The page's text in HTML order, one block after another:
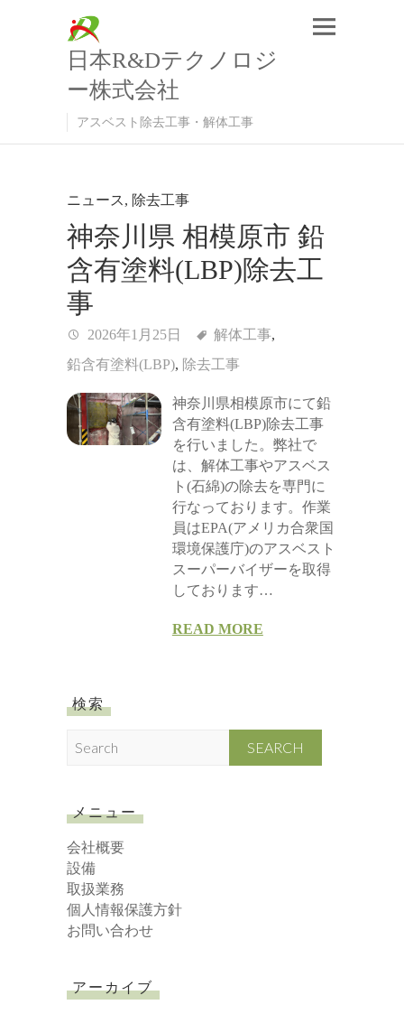
日本R&Dテクノロジ
ー株式会社
アスベスト除去工事・解体工事
ニュース, 除去工事
神奈川県 相模原市 鉛
含有塗料(LBP)除去工
事
2026年1月25日 解体工事,
鉛含有塗料(LBP), 除去工事
神奈川県相模原市にて鉛
含有塗料(LBP)除去工事
を行いました。弊社で
は、解体工事やアスベス
ト(石綿)の除去を専門に
行なっております。作業
員はEPA(アメリカ合衆国
環境保護庁)のアスベスト
スーパーバイザーを取得
しております…
READ MORE
検索
c
h
メニュー
会社概要
設備
取扱業務
個人情報保護方針
お問い合わせ
アーカイブ